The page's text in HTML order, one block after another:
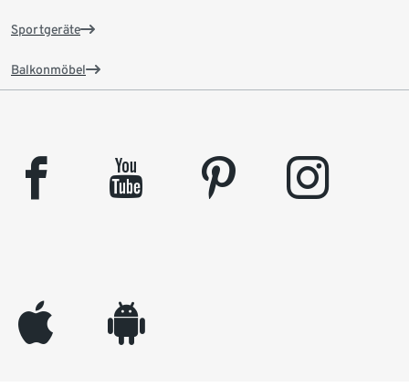
Sportgeräte
Balkonmöbel
facebook youtube pinterest instagram
appleinc android